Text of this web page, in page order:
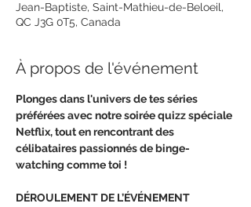
Jean-Baptiste, Saint-Mathieu-de-Beloeil,
QC J3G 0T5, Canada
À propos de l'événement
Plonges dans l'univers de tes séries
préférées avec notre soirée quizz spéciale
Netflix, tout en rencontrant des
célibataires passionnés de binge-
watching comme toi !
DÉROULEMENT DE L’ÉVÉNEMENT